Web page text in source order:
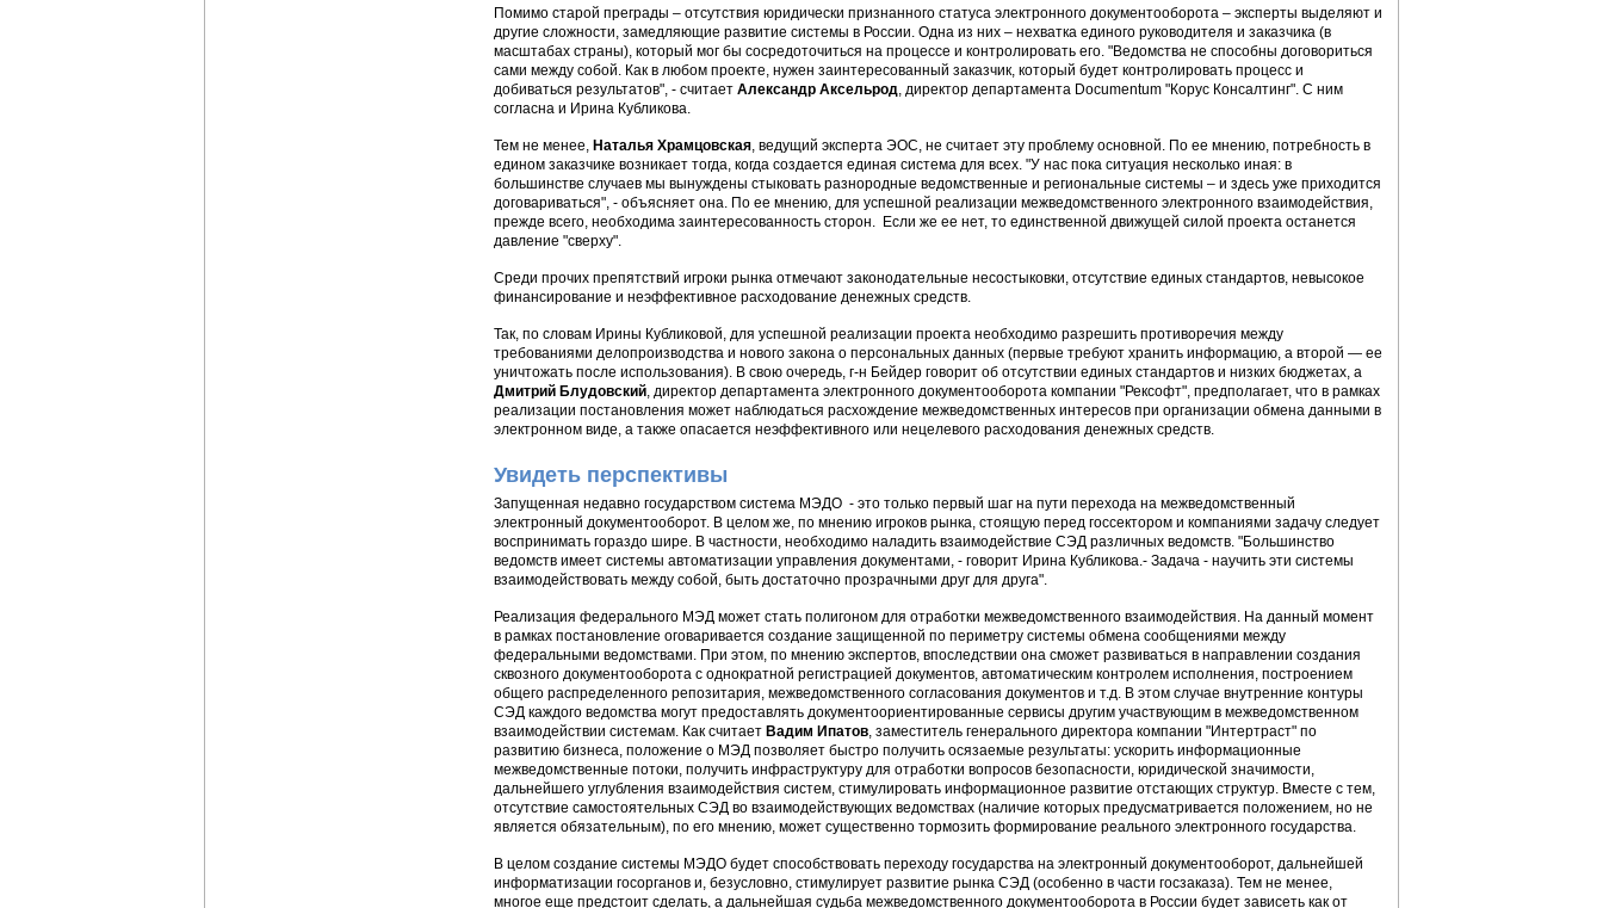
Помимо старой преграды – отсутствия юридически признанного статуса электронного документооборота – эксперты выделяют и
другие сложности, замедляющие развитие системы в России. Одна из них – нехватка единого руководителя и заказчика (в
масштабах страны), который мог бы сосредоточиться на процессе и контролировать его. "Ведомства не способны договориться
сами между собой. Как в любом проекте, нужен заинтересованный заказчик, который будет контролировать процесс и
добиваться результатов", - считает Александр Аксельрод, директор департамента Documentum "Корус Консалтинг". С ним
согласна и Ирина Кубликова.
Тем не менее, Наталья Храмцовская, ведущий эксперта ЭОС, не считает эту проблему основной. По ее мнению, потребность в
едином заказчике возникает тогда, когда создается единая система для всех. "У нас пока ситуация несколько иная: в
большинстве случаев мы вынуждены стыковать разнородные ведомственные и региональные системы – и здесь уже приходится
договариваться", - объясняет она. По ее мнению, для успешной реализации межведомственного электронного взаимодействия,
прежде всего, необходима заинтересованность сторон. Если же ее нет, то единственной движущей силой проекта останется
давление "сверху".
Среди прочих препятствий игроки рынка отмечают законодательные несостыковки, отсутствие единых стандартов, невысокое
финансирование и неэффективное расходование денежных средств.
Так, по словам Ирины Кубликовой, для успешной реализации проекта необходимо разрешить противоречия между
требованиями делопроизводства и нового закона о персональных данных (первые требуют хранить информацию, а второй — ее
уничтожать после использования). В свою очередь, г-н Бейдер говорит об отсутствии единых стандартов и низких бюджетах, а
Дмитрий Блудовский, директор департамента электронного документооборота компании "Рексофт", предполагает, что в рамках
реализации постановления может наблюдаться расхождение межведомственных интересов при организации обмена данными в
электронном виде, а также опасается неэффективного или нецелевого расходования денежных средств.
Увидеть перспективы
Запущенная недавно государством система МЭДО - это только первый шаг на пути перехода на межведомственный
электронный документооборот. В целом же, по мнению игроков рынка, стоящую перед госсектором и компаниями задачу следует
воспринимать гораздо шире. В частности, необходимо наладить взаимодействие СЭД различных ведомств. "Большинство
ведомств имеет системы автоматизации управления документами, - говорит Ирина Кубликова.- Задача - научить эти системы
взаимодействовать между собой, быть достаточно прозрачными друг для друга".
Реализация федерального МЭД может стать полигоном для отработки межведомственного взаимодействия. На данный момент
в рамках постановление оговаривается создание защищенной по периметру системы обмена сообщениями между
федеральными ведомствами. При этом, по мнению экспертов, впоследствии она сможет развиваться в направлении создания
сквозного документооборота с однократной регистрацией документов, автоматическим контролем исполнения, построением
общего распределенного репозитария, межведомственного согласования документов и т.д. В этом случае внутренние контуры
СЭД каждого ведомства могут предоставлять документоориентированные сервисы другим участвующим в межведомственном
взаимодействии системам. Как считает Вадим Ипатов, заместитель генерального директора компании "Интертраст" по
развитию бизнеса, положение о МЭД позволяет быстро получить осязаемые результаты: ускорить информационные
межведомственные потоки, получить инфраструктуру для отработки вопросов безопасности, юридической значимости,
дальнейшего углубления взаимодействия систем, стимулировать информационное развитие отстающих структур. Вместе с тем,
отсутствие самостоятельных СЭД во взаимодействующих ведомствах (наличие которых предусматривается положением, но не
является обязательным), по его мнению, может существенно тормозить формирование реального электронного государства.
В целом создание системы МЭДО будет способствовать переходу государства на электронный документооборот, дальнейшей
информатизации госорганов и, безусловно, стимулирует развитие рынка СЭД (особенно в части госзаказа). Тем не менее,
многое еще предстоит сделать, а дальнейшая судьба межведомственного документооборота в России будет зависеть как от